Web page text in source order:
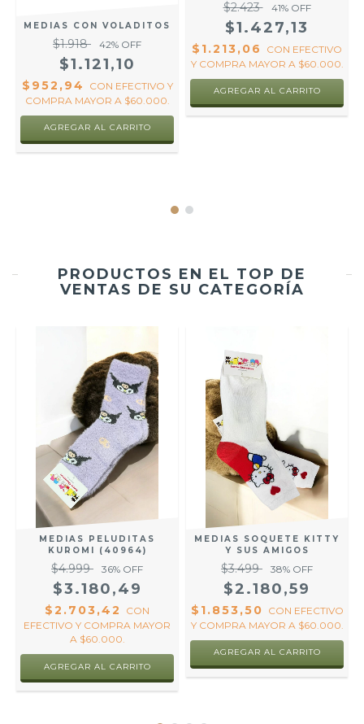
MEDIAS CON VOLADITOS
$1.918 42% OFF
$1.121,10
$952,94 CON EFECTIVO Y
COMPRA MAYOR A $60.000.
AGREGAR AL CARRITO
$2.423 41% OFF
$1.427,13
$1.213,06 CON EFECTIVO
Y COMPRA MAYOR A $60.000.
AGREGAR AL CARRITO
PRODUCTOS EN EL TOP DE
VENTAS DE SU CATEGORÍA
MEDIAS PELUDITAS
KUROMI (40964)
$4.999 36% OFF
$3.180,49
$2.703,42
CON
EFECTIVO Y COMPRA MAYOR
A $60.000.
MEDIAS SOQUETE KITTY
Y SUS AMIGOS
$3.499 38% OFF
$2.180,59
$1.853,50 CON EFECTIVO
Y COMPRA MAYOR A $60.000.
AGREGAR AL CARRITO